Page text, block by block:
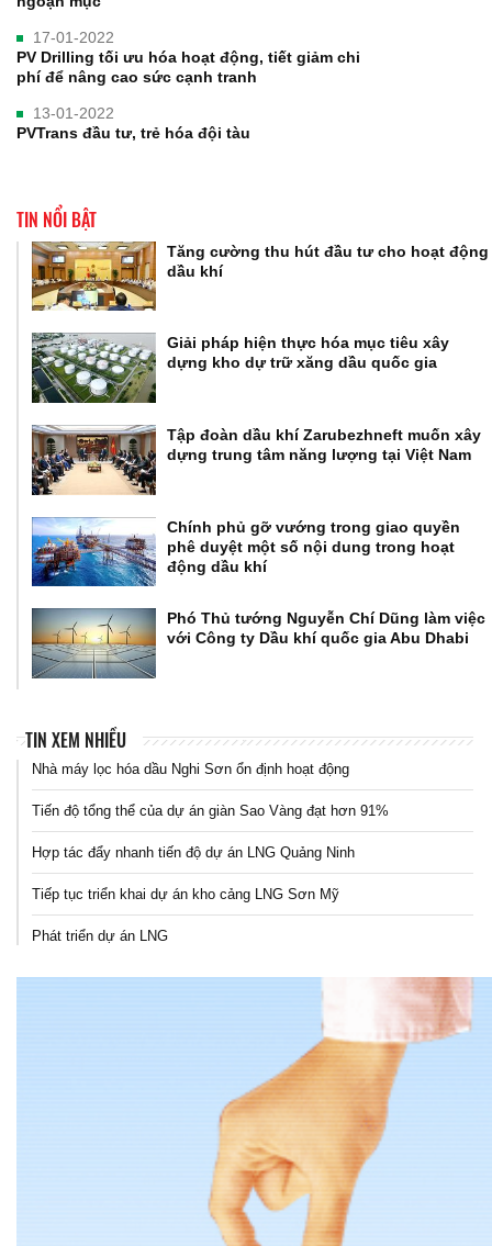
17-01-2022
PV Drilling tối ưu hóa hoạt động, tiết giảm chi
phí để nâng cao sức cạnh tranh
13-01-2022
PVTrans đầu tư, trẻ hóa đội tàu
TIN NỔI BẬT
Tăng cường thu hút đầu tư cho hoạt động
dầu khí
Giải pháp hiện thực hóa mục tiêu xây
dựng kho dự trữ xăng dầu quốc gia
Tập đoàn dầu khí Zarubezhneft muốn xây
dựng trung tâm năng lượng tại Việt Nam
Chính phủ gỡ vướng trong giao quyền
phê duyệt một số nội dung trong hoạt
động dầu khí
Phó Thủ tướng Nguyễn Chí Dũng làm việc
với Công ty Dầu khí quốc gia Abu Dhabi
TIN XEM NHIỀU
Nhà máy lọc hóa dầu Nghi Sơn ổn định hoạt động
Tiến độ tổng thể của dự án giàn Sao Vàng đạt hơn 91%
Hợp tác đẩy nhanh tiến độ dự án LNG Quảng Ninh
Tiếp tục triển khai dự án kho cảng LNG Sơn Mỹ
Phát triển dự án LNG